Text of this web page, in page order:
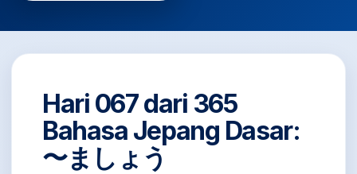
Hari 067 dari 365
Bahasa Jepang Dasar:
〜ましょう